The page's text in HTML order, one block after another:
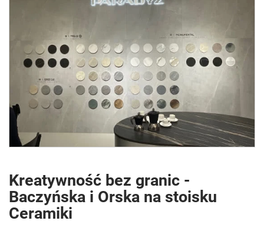
Kreatywność bez granic -
Baczyńska i Orska na stoisku
Ceramiki